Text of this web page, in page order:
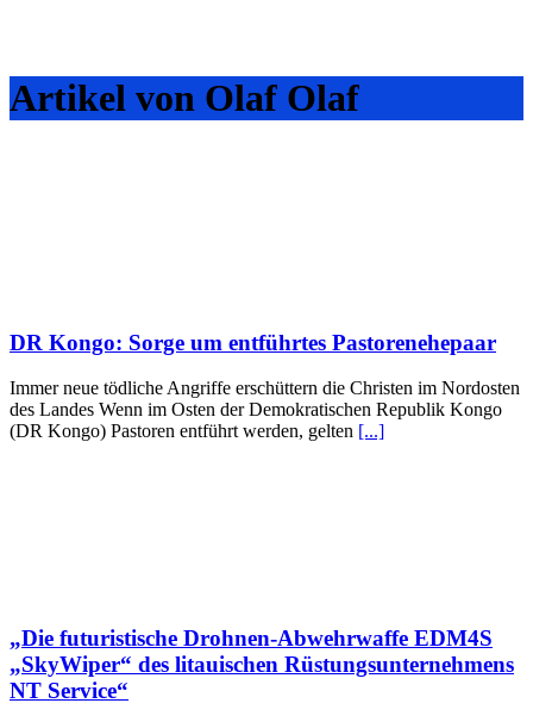
Artikel von Olaf Olaf
DR Kongo: Sorge um entführtes Pastorenehepaar
Immer neue tödliche Angriffe erschüttern die Christen im Nordosten
des Landes Wenn im Osten der Demokratischen Republik Kongo
(DR Kongo) Pastoren entführt werden, gelten [...]
„Die futuristische Drohnen-Abwehrwaffe EDM4S
„SkyWiper“ des litauischen Rüstungsunternehmens
NT Service“